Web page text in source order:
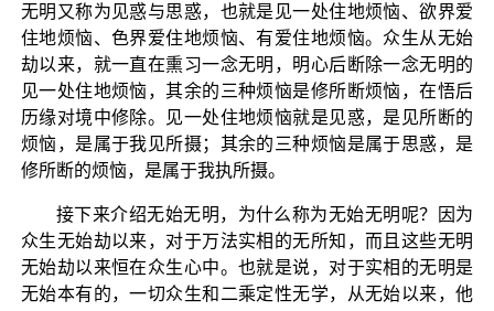
无明又称为见惑与思惑，也就是见一处住地烦恼、欲界爱
住地烦恼、色界爱住地烦恼、有爱住地烦恼。众生从无始
劫以来，就一直在熏习一念无明，明心后断除一念无明的
见一处住地烦恼，其余的三种烦恼是修所断烦恼，在悟后
历缘对境中修除。见一处住地烦恼就是见惑，是见所断的
烦恼，是属于我见所摄；其余的三种烦恼是属于思惑，是
修所断的烦恼，是属于我执所摄。
接下来介绍无始无明，为什么称为无始无明呢？因为
众生无始劫以来，对于万法实相的无所知，而且这些无明
无始劫以来恒在众生心中。也就是说，对于实相的无明是
无始本有的，一切众生和二乘定性无学，从无始以来，他